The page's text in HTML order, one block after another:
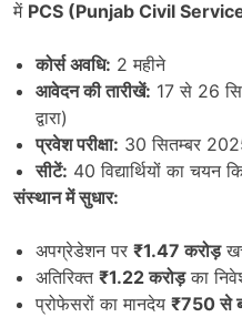
में PCS (Punjab Civil
कोर्स अवधि: 2 महीने
आवेदन की तारीखें: 17 से 26
द्वारा)
प्रवेश परीक्षा: 30 सितम्बर
सीटें: 40 विद्यार्थियों का चयन
संस्थान में सुधार:
अपग्रेडेशन पर ₹1.47करोड़
अतिरिक्त ₹1.22करोड़का
प्रोफेसरों का मानदेय ₹750से